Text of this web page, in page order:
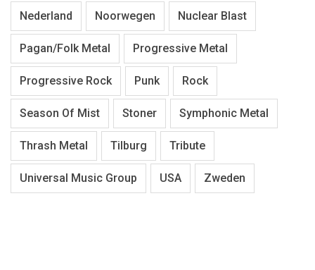
Nederland Noorwegen Nuclear Blast
Pagan/Folk Metal Progressive Metal
Progressive Rock Punk Rock
Season Of Mist Stoner Symphonic Metal
Thrash Metal Tilburg Tribute
Universal Music Group USA Zweden